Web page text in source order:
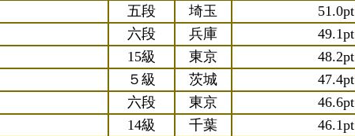
五段 埼玉
51.0pt
六段 兵庫
49.1pt
15級 東京
48.2pt
５級 茨城
47.4pt
六段 東京
46.6pt
14級 千葉
46.1pt